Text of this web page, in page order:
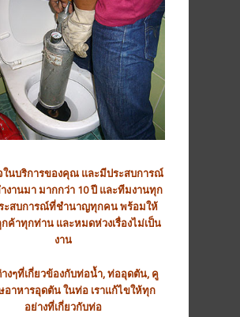
ในบริการของคุณ และมีประสบการณ์
งานมา มากกว่า 10 ปี และทีมงานทุก
ะสบการณ์ที่ชำนาญทุกคน พร้อมให้
ค้าทุกท่าน และหมดห่วงเรื่องไม่เป็น
งาน
งๆที่เกี่ยวข้องกับท่อน้ำ, ท่ออุดตัน, คู
อาหารอุดตัน ในท่อ เราแก้ไขให้ทุก
อย่างที่เกี่ยวกับท่อ